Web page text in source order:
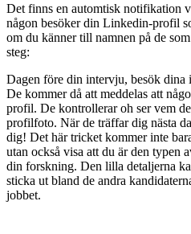
Det finns en automtisk notifikation
någon besöker din Linkedin-profil
om du känner till namnen på de
steg:
Dagen före din intervju, besök
De kommer då att meddelas att
profil. De kontrollerar oh ser vem
profilfoto. När de träffar dig nästa
dig! Det här tricket kommer inte
utan också visa att du är den typen
din forskning. Den lilla detaljerna
sticka ut bland de andra
jobbet.